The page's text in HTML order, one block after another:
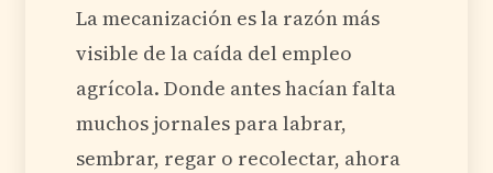
La mecanización es la razón más
visible de la caída del empleo
agrícola. Donde antes hacían falta
muchos jornales para labrar,
sembrar, regar o recolectar, ahora